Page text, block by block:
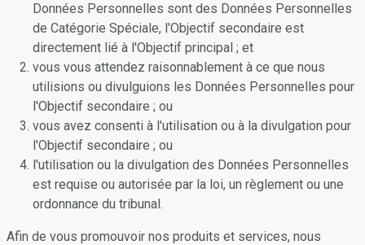
Données Personnelles sont des Données Personnelles
de Catégorie Spéciale, l'Objectif secondaire est
directement lié à l'Objectif principal ; et
vous vous attendez raisonnablement à ce que nous
utilisions ou divulguions les Données Personnelles pour
l'Objectif secondaire ; ou
vous avez consenti à l'utilisation ou à la divulgation pour
l'Objectif secondaire ; ou
l'utilisation ou la divulgation des Données Personnelles
est requise ou autorisée par la loi, un règlement ou une
ordonnance du tribunal.
Afin de vous promouvoir nos produits et services, nous